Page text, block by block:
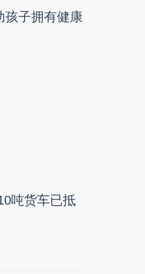
孩子拥有健康
吨货车已抵